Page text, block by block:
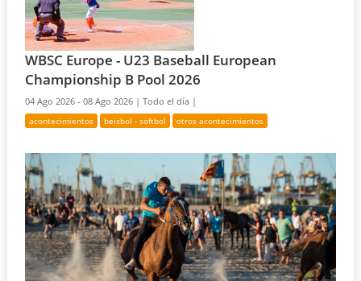
WBSC Europe - U23 Baseball European
Championship B Pool 2026
04 Ago 2026 - 08 Ago 2026 |Todo el día |
acontecimientos beisbol - softbol otros acontecimientos